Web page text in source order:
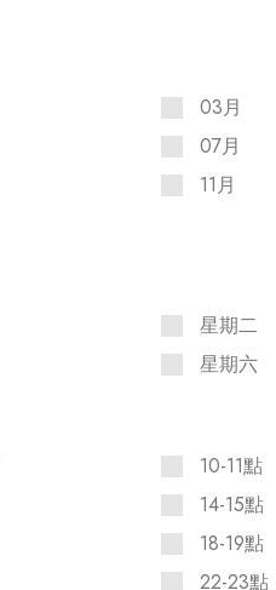
03月
07月
11月
星期二
星期六
10-11點
14-15點
18-19點
22-23點